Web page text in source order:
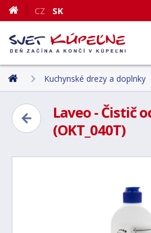
CZ SK
Kuchynské drezy a doplnky
Laveo - Čistič
(OKT_040T)